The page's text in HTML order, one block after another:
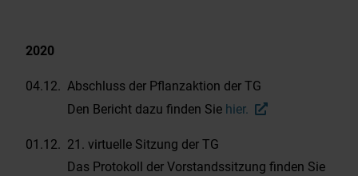
2020
04.12. Abschluss der Pflanzaktion der TG
Den Bericht dazu finden Sie hier.
01.12. 21. virtuelle Sitzung der TG
Das Protokoll der Vorstandssitzung finden Sie